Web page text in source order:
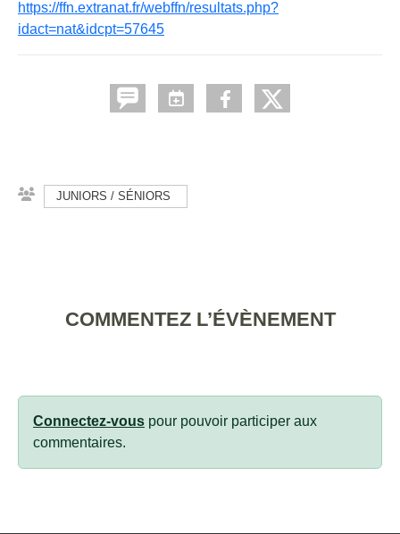
https://ffn.extranat.fr/webffn/resultats.php?
idact=nat&idcpt=57645
JUNIORS / SÉNIORS
COMMENTEZ L’ÉVÈNEMENT
Connectez-vous pour pouvoir participer aux
commentaires.